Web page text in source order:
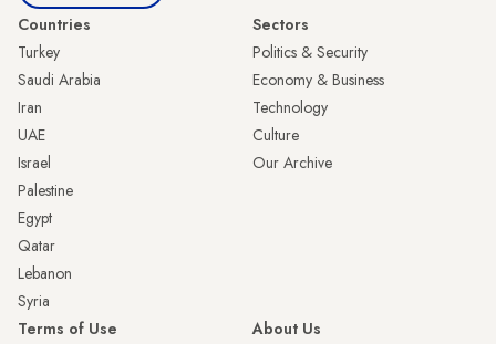
Countries
Turkey
Saudi Arabia
Iran
UAE
Israel
Palestine
Egypt
Qatar
Lebanon
Syria
Sectors
Politics & Security
Economy & Business
Technology
Culture
Our Archive
Terms of Use
About Us